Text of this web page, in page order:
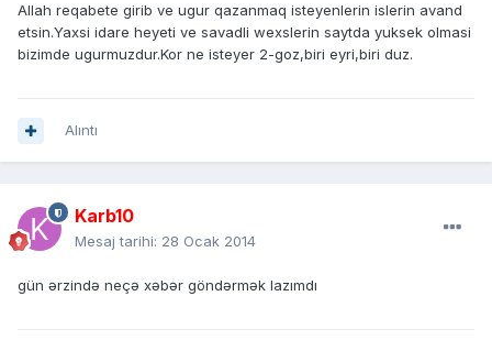
Allah reqabete girib ve ugur qazanmaq isteyenlerin islerin avand
etsin.Yaxsi idare heyeti ve savadli wexslerin saytda yuksek olmasi
bizimde ugurmuzdur.Kor ne isteyer 2-goz,biri eyri,biri duz.
Alıntı
Karb10
Mesaj tarihi: 28 Ocak 2014
gün ərzində neçə xəbər göndərmək lazımdı